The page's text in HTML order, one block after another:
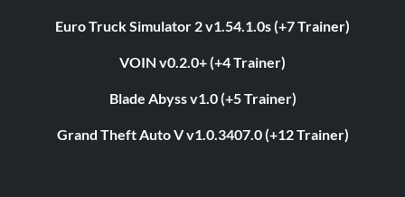
Euro Truck Simulator 2 v1.54.1.0s (+7 Trainer)
VOIN v0.2.0+ (+4 Trainer)
Blade Abyss v1.0 (+5 Trainer)
Grand Theft Auto V v1.0.3407.0 (+12 Trainer)